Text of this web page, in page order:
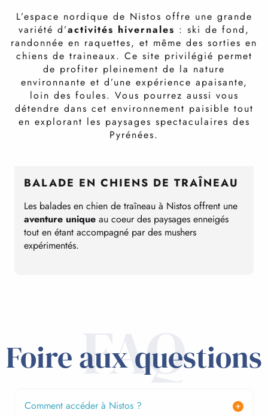
L’espace nordique de Nistos offre une grande
variété d’activités hivernales : ski de fond,
randonnée en raquettes, et même des sorties en
chiens de traineaux. Ce site privilégié permet
de profiter pleinement de la nature
environnante et d’une expérience apaisante,
loin des foules. Vous pourrez aussi vous
détendre dans cet environnement paisible tout
en explorant les paysages spectaculaires des
Pyrénées.
BALADE EN CHIENS DE TRAÎNEAU
Les balades en chien de traîneau à Nistos offrent une
aventure unique au coeur des paysages enneigés
tout en étant accompagné par des mushers
expérimentés.
FAQ
Foire aux questions
Comment accéder à Nistos ?